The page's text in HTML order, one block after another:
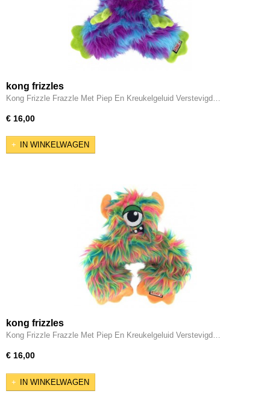
kong frizzles
Kong Frizzle Frazzle Met Piep En Kreukelgeluid Verstevigd…
€ 16,00
IN WINKELWAGEN
kong frizzles
Kong Frizzle Frazzle Met Piep En Kreukelgeluid Verstevigd…
€ 16,00
IN WINKELWAGEN